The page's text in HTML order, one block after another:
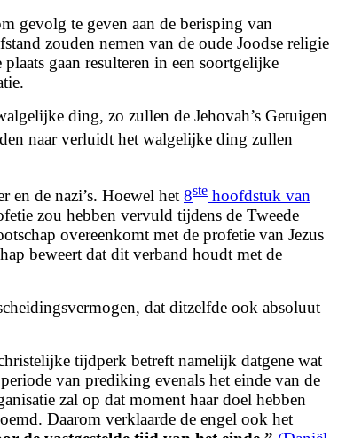
gevolg te geven aan de berisping van
zouden nemen van de oude Joodse religie
gaan resulteren in een soortgelijke
ding, zo zullen de Jehovah’s Getuigen
naar verluidt het walgelijke ding zullen
de nazi’s. Hoewel het 8ste hoofdstuk van
zou hebben vervuld tijdens de Tweede
overeenkomt met de profetie van Jezus
beweert dat dit verband houdt met de
dat ditzelfde ook absoluut
tijdperk betreft namelijk datgene wat
van prediking evenals het einde van de
zal op dat moment haar doel hebben
Daarom verklaarde de engel ook het